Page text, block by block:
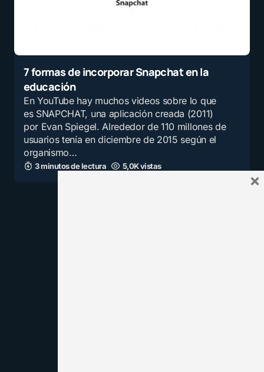
7 formas de incorporar Snapchat en la
educación
En YouTube hay muchos videos sobre lo que
es SNAPCHAT, una aplicación creada (2011)
por Evan Spiegel. Alrededor de 110 millones de
usuarios tenía en diciembre de 2015 según el
organismo…
3 minutos de lectura 5,0K vistas
×